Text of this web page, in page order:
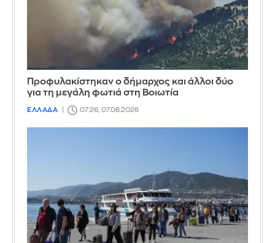
Προφυλακίστηκαν ο δήμαρχος και άλλοι δύο
για τη μεγάλη φωτιά στη Βοιωτία
ΕΛΛΑΔΑ 07:26, 07.08.2026